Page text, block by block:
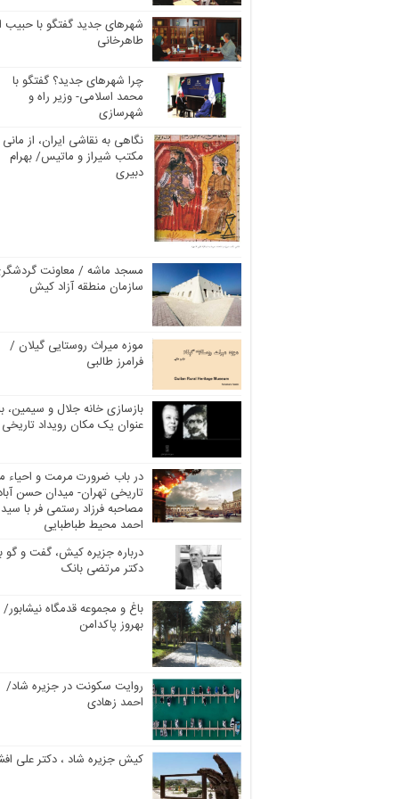
شهرهای جدید گفتگو با حبیب
طاهرخانی
چرا شهرهای جدید؟ گفتگو با
محمد اسلامی- وزیر راه و
شهرسازی
نگاهی به نقاشی ایران، از مانی
مکتب شیراز و ماتیس/ بهرام
دبیری
مسجد ماشه / معاونت
سازمان منطقه آزاد کیش
موزه میراث روستایی گیلان /
فرامرز طالبی
بازسازی خانه جلال و سیمین،
عنوان یک مکان رویداد تاریخی
در باب ضرورت مرمت و احیاء
تاریخی تهران- میدان حسن
مصاحبه فرزاد رستمی فر با سید
احمد محیط طباطبایی
درباره جزیره کیش، گفت و گو
دکتر مرتضی بانک
باغ و مجموعه قدمگاه نیشابور/
بهروز پاکدامن
روایت سکونت در جزیره شاد/
احمد زهادی
کیش جزیره شاد ، دکتر علی